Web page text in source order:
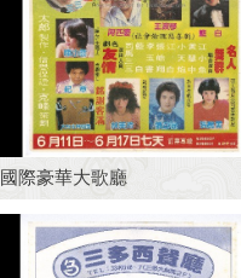
國際豪華大歌廳